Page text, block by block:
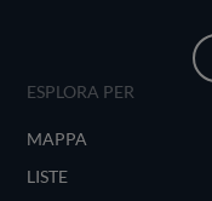
ESPLORA PER
MAPPA
LISTE